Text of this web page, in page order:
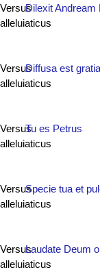
Versus
alleluiaticus
Dilexit Andream
Versus
alleluiaticus
Diffusa est
Versus
alleluiaticus
Tu es Petrus
Versus
alleluiaticus
Specie tua et
Versus
alleluiaticus
Laudate Deum